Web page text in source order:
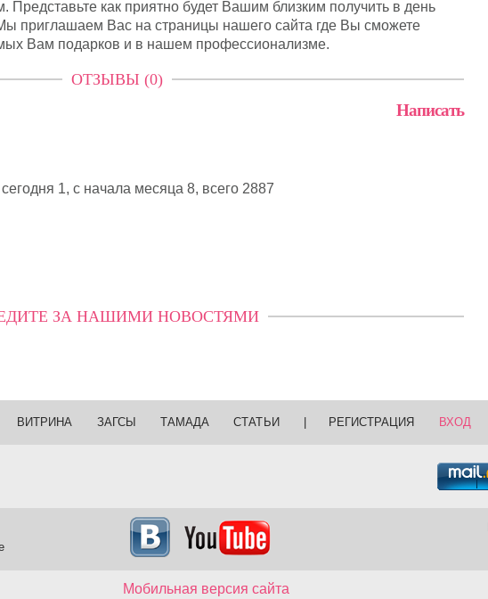
как приятно будет Вашим близким получить в день
приглашаем Вас на страницы нашего сайта где Вы сможете
Вам подарков и в нашем профессионализме.
ОТЗЫВЫ (0)
Написать
1, с начала месяца 8, всего 2887
ЗА НАШИМИ НОВОСТЯМИ
ВИТРИНА ЗАГСЫ ТАМАДА СТАТЬИ РЕГИСТРАЦИЯ ВХОД
Мобильная версия сайта